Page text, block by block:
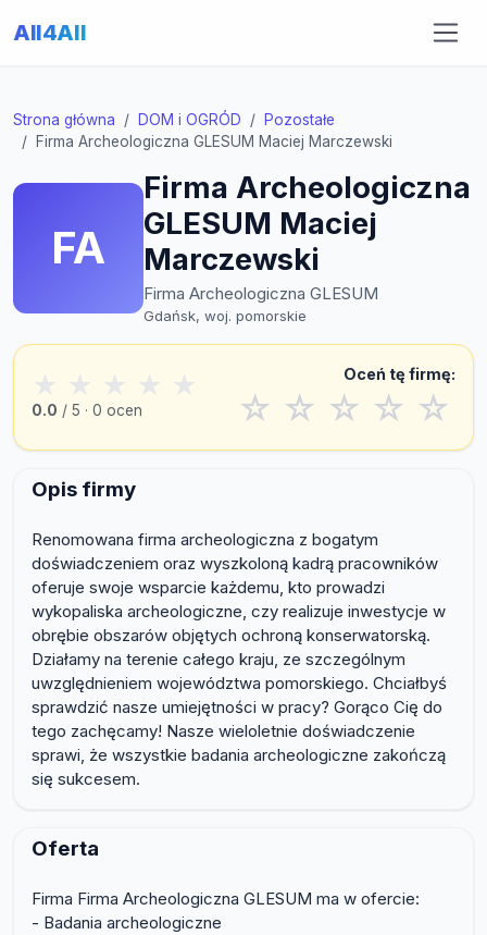
All4All
Strona główna DOM i OGRÓD
Pozostałe
Firma Archeologiczna GLESUM Maciej Marczewski
FA
Firma Archeologiczna
GLESUM Maciej
Marczewski
Firma Archeologiczna GLESUM
Gdańsk, woj. pomorskie
★ ★ ★ ★ ★
0.0 / 5 · 0 ocen
Oceń tę firmę:
☆ ☆ ☆ ☆ ☆
Opis firmy
Renomowana firma archeologiczna z bogatym
doświadczeniem oraz wyszkoloną kadrą pracowników
oferuje swoje wsparcie każdemu, kto prowadzi
wykopaliska archeologiczne, czy realizuje inwestycje w
obrębie obszarów objętych ochroną konserwatorską.
Działamy na terenie całego kraju, ze szczególnym
uwzględnieniem województwa pomorskiego. Chciałbyś
sprawdzić nasze umiejętności w pracy? Gorąco Cię do
tego zachęcamy! Nasze wieloletnie doświadczenie
sprawi, że wszystkie badania archeologiczne zakończą
się sukcesem.
Oferta
Firma Firma Archeologiczna GLESUM ma w ofercie:
- Badania archeologiczne